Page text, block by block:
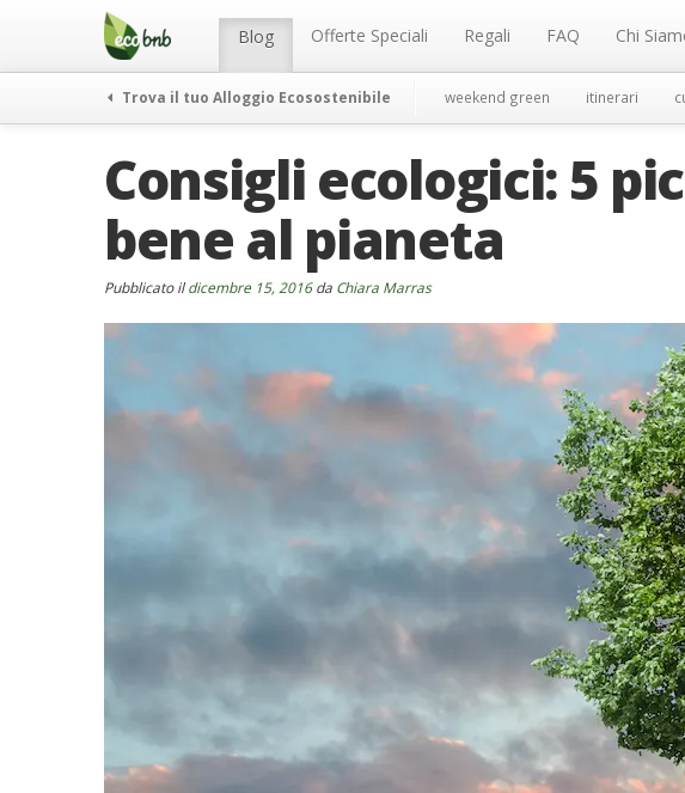
Menu Blog Offerte Speciali Regali FAQ Chi
Trova il tuo Alloggio Ecosostenibile weekend green itinerari
Consigli ecologici: 5
bene al pianeta
Pubblicato ildicembre 15, 2016da Chiara Marras